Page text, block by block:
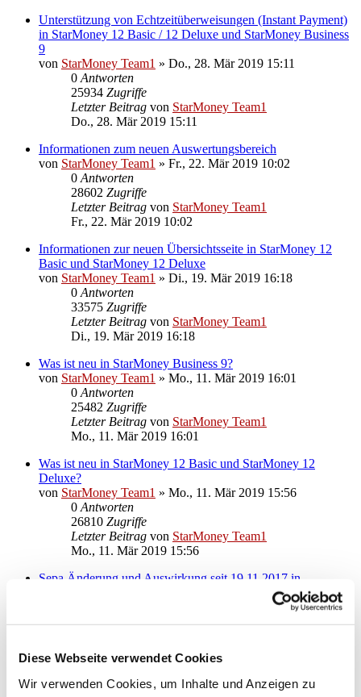
Diese Webseite verwendet Cookies
Wir verwenden Cookies, um Inhalte und Anzeigen zu
Unterstützung von Echtzeitüberweisungen (Instant Payment)
in StarMoney 12 Basic / 12 Deluxe und StarMoney Business
9
von StarMoney Team1 » Do., 28. Mär 2019 15:11
0 Antworten
25934 Zugriffe
Letzter Beitrag von StarMoney Team1
Do., 28. Mär 2019 15:11
Informationen zum neuen Auswertungsbereich
von StarMoney Team1 » Fr., 22. Mär 2019 10:02
0 Antworten
28602 Zugriffe
Letzter Beitrag von StarMoney Team1
Fr., 22. Mär 2019 10:02
Informationen zur neuen Übersichtsseite in StarMoney 12
Basic und StarMoney 12 Deluxe
von StarMoney Team1 » Di., 19. Mär 2019 16:18
0 Antworten
33575 Zugriffe
Letzter Beitrag von StarMoney Team1
Di., 19. Mär 2019 16:18
Was ist neu in StarMoney Business 9?
von StarMoney Team1 » Mo., 11. Mär 2019 16:01
0 Antworten
25482 Zugriffe
Letzter Beitrag von StarMoney Team1
Mo., 11. Mär 2019 16:01
Was ist neu in StarMoney 12 Basic und StarMoney 12
Deluxe?
von StarMoney Team1 » Mo., 11. Mär 2019 15:56
0 Antworten
26810 Zugriffe
Letzter Beitrag von StarMoney Team1
Mo., 11. Mär 2019 15:56
Sepa Änderung und Auswirkung seit 19.11.2017 in
StarMoney 10, StarMoney Plus, StarMoney Business 7
Mo., 20. Nov 2017 09:22
0Antworten
Letzter Beitrag
von
StarMoney Team1
Mo., 20. Nov 2017 09:22
Neue Funktionen in StarMoney 11, StarMoney 11 Deluxe